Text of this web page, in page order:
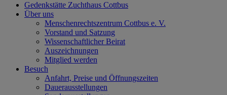
Gedenkstätte Zuchthaus Cottbus
Über uns
Menschenrechtszentrum Cottbus e. V.
Vorstand und Satzung
Wissenschaftlicher Beirat
Auszeichnungen
Mitglied werden
Besuch
Anfahrt, Preise und Öffnungszeiten
Dauerausstellungen